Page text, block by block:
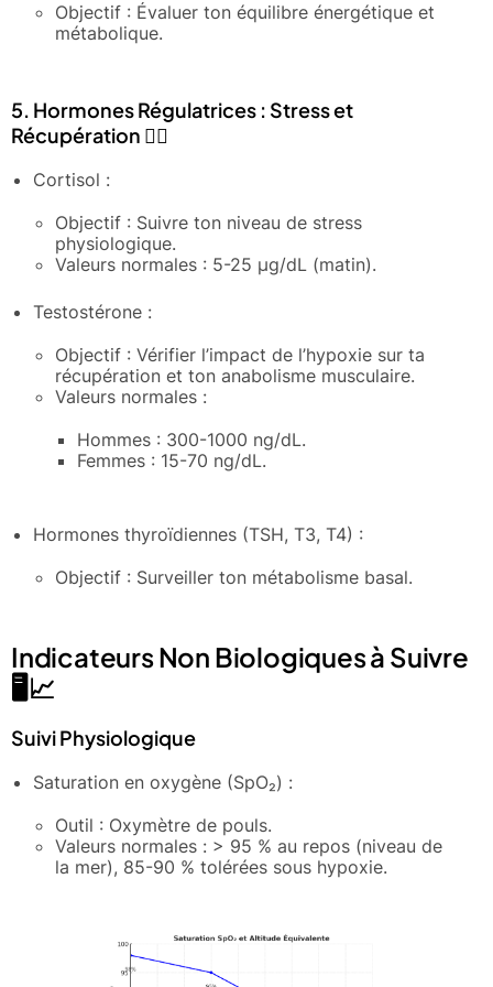
Objectif : Évaluer ton équilibre énergétique et
métabolique.
5. Hormones Régulatrices : Stress et
Récupération 🧘‍♂️
Cortisol :
Objectif : Suivre ton niveau de stress
physiologique.
Valeurs normales : 5-25 μg/dL (matin).
Testostérone :
Objectif : Vérifier l’impact de l’hypoxie sur ta
récupération et ton anabolisme musculaire.
Valeurs normales :
Hommes : 300-1000 ng/dL.
Femmes : 15-70 ng/dL.
Hormones thyroïdiennes (TSH, T3, T4) :
Objectif : Surveiller ton métabolisme basal.
Indicateurs Non Biologiques à Suivre
🖥️📈
Suivi Physiologique
Saturation en oxygène (SpO₂) :
Outil : Oxymètre de pouls.
Valeurs normales : > 95 % au repos (niveau de
la mer), 85-90 % tolérées sous hypoxie.